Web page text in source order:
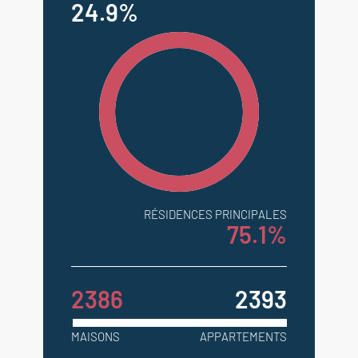
24.9%
RÉSIDENCES PRINCIPALES
75.1%
2386 2393
MAISONS APPARTEMENTS